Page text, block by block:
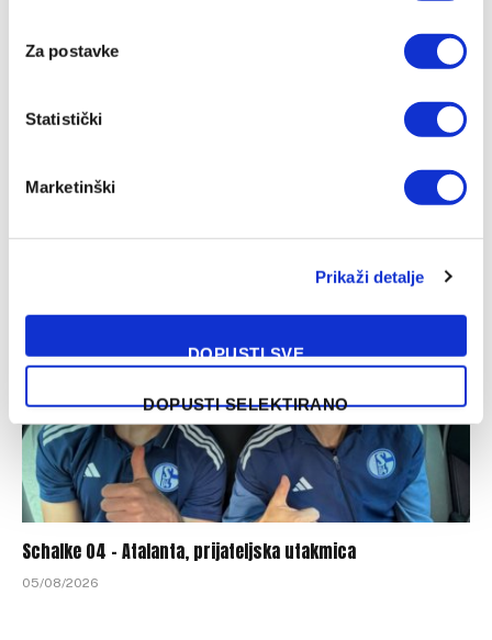
Za postavke
Statistički
Marketinški
Prikaži detalje
DOPUSTI SVE
DOPUSTI SELEKTIRANO
Široki Brijeg – Sloga, WWin liga BiH
Schalke 04 – Atalanta, prijateljska utakmica
05/08/2026